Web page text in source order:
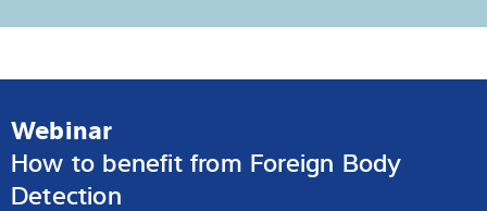
Webinar
How to benefit from Foreign Body
Detection